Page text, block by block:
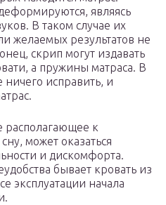
являясь
В таком случае их
желаемых результатов не
скрип могут издавать
а пружины матраса. В
исправить, и
располагающее к
может оказаться
и дискомфорта.
бывает кровать из
эксплуатации начала